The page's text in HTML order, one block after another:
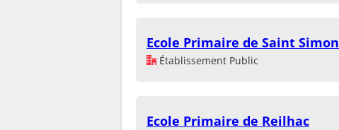
Ecole Primaire de Saint Simon
Établissement Public
Ecole Primaire de Reilhac